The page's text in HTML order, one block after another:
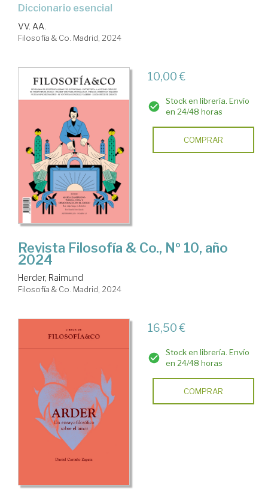
diccionario esencial
VV. AA.
Filosofía & Co. Madrid, 2024
10,00 €
Stock en librería. Envío
en 24/48 horas
COMPRAR
Revista Filosofía & Co., Nº 10, año
2024
Herder, Raimund
Filosofía & Co. Madrid, 2024
16,50 €
Stock en librería. Envío
en 24/48 horas
COMPRAR